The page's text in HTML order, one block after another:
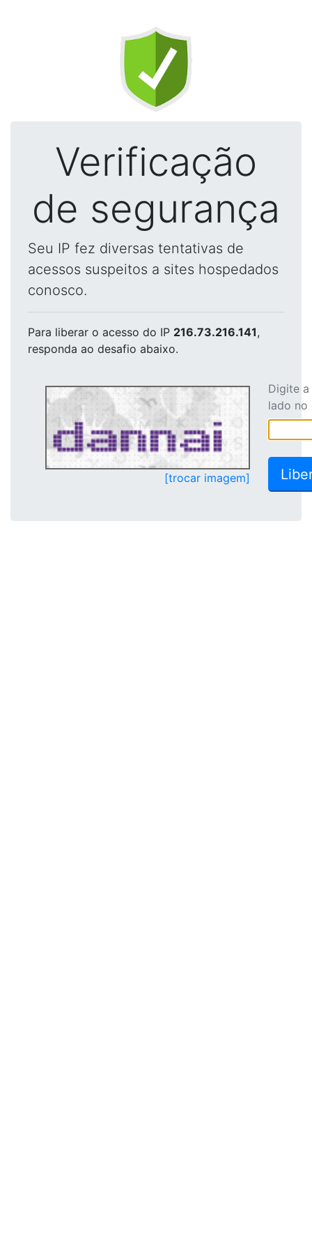
Verificação
de segurança
Seu IP fez diversas tentativas de
acessos suspeitos a sites hospedados
conosco.
Para liberar o acesso do IP 216.73.216.141,
responda ao desafio abaixo.
[trocar imagem]
Digite
lado no